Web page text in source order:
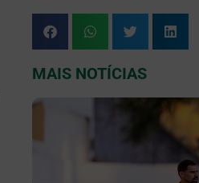
MAIS NOTÍCIAS